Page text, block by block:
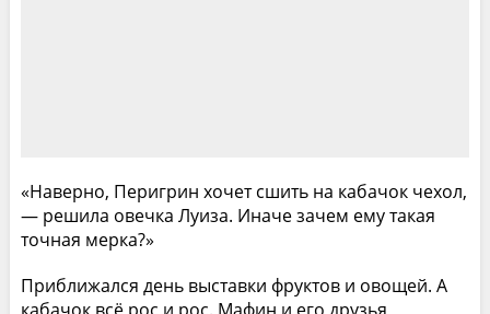
«Наверно, Перигрин хочет сшить на кабачок чехол,
— решила овечка Луиза. Иначе зачем ему такая
точная мерка?»
Приближался день выставки фруктов и овощей. А